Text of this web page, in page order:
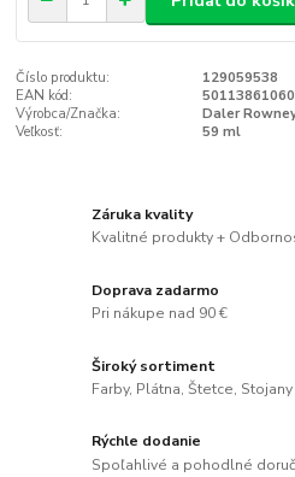
Číslo produktu:
129059538
EAN kód:
Výrobca/Značka:
Daler
Veľkosť:
59 ml
Záruka kvality
Kvalitné produkty +
Doprava zadarmo
Pri nákupe nad 90 €
Široký sortiment
Farby, Plátna, Štetce, Stojany
Rýchle dodanie
Spoľahlivé a pohodlné